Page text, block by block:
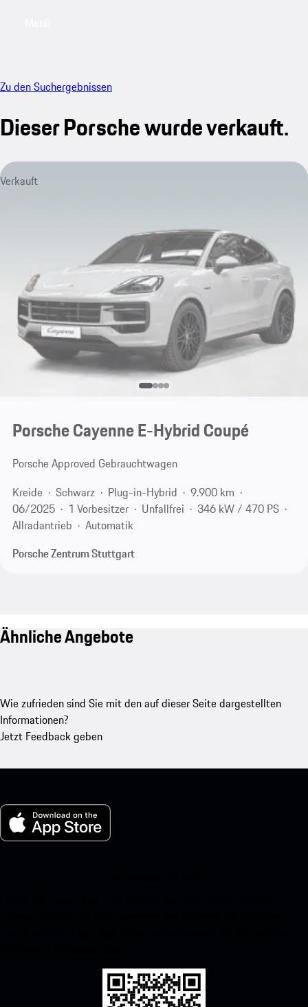
Zu den Suchergebnissen
Dieser Porsche wurde verkauft.
Verkauft
Porsche Cayenne E-Hybrid Coupé
Porsche Approved Gebrauchtwagen
Kreide
Schwarz Plug-in-Hybrid
9.900 km
06/2025
1 Vorbesitzer Unfallfrei
346 kW / 470 PS
Allradantrieb
Automatik
Porsche Zentrum Stuttgart
Ähnliche Angebote
Wie zufrieden sind Sie mit den auf dieser Seite dargestellten
Informationen?
Jetzt Feedback geben